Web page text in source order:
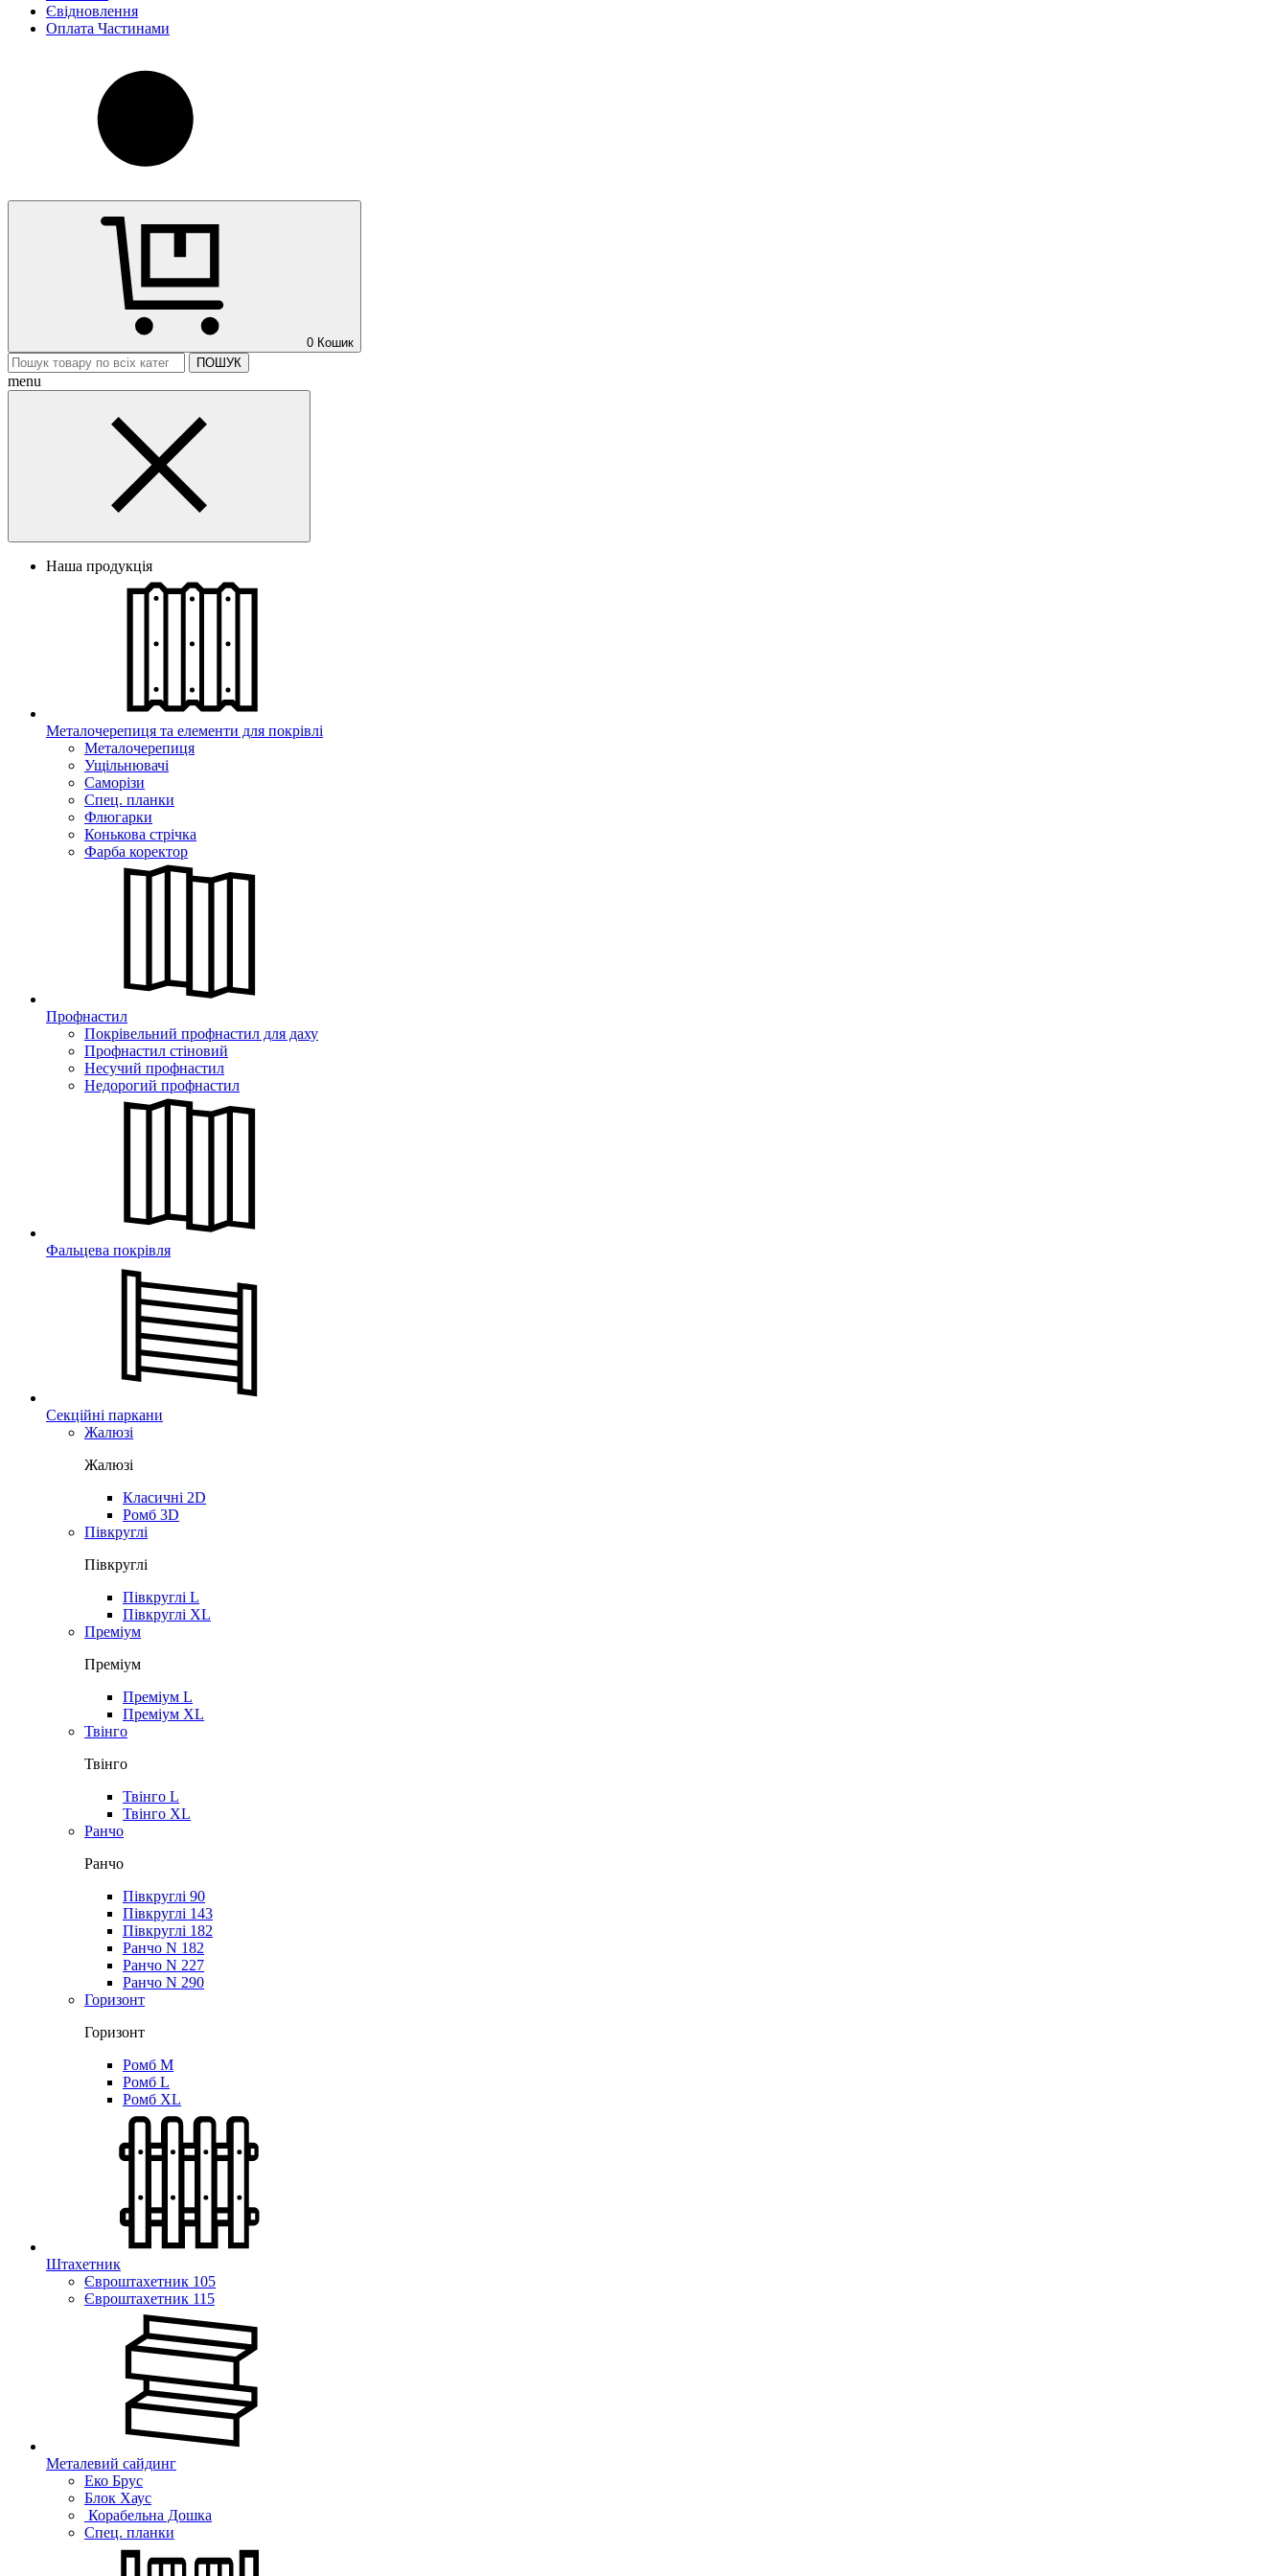
Євідновлення
Оплата Частинами
0 Кошик
ПОШУК
menu
Наша продукція
Металочерепиця та елементи для покрівлі
Металочерепиця
Ущільнювачі
Саморізи
Спец. планки
Флюгарки
Конькова стрічка
Фарба коректор
Профнастил
Покрівельний профнастил для даху
Профнастил стіновий
Несучий профнастил
Недорогий профнастил
Фальцева покрівля
Секційні паркани
Жалюзі
Жалюзі
Класичні 2D
Ромб 3D
Півкруглі
Півкруглі
Півкруглі L
Півкруглі XL
Преміум
Преміум
Преміум L
Преміум XL
Твінго
Твінго
Твінго L
Твінго XL
Ранчо
Ранчо
Півкруглі 90
Півкруглі 143
Півкруглі 182
Ранчо N 182
Ранчо N 227
Ранчо N 290
Горизонт
Горизонт
Ромб M
Ромб L
Ромб XL
Штахетник
Євроштахетник 105
Євроштахетник 115
Металевий сайдинг
Еко Брус
Блок Хаус
Корабельна Дошка
Спец. планки